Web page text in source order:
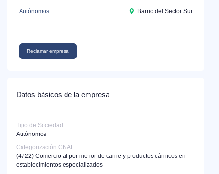
Autónomos Barrio del Sector Sur
Reclamar empresa
Datos básicos de la empresa
Tipo de Sociedad
Autónomos
Categorización CNAE
(4722) Comercio al por menor de carne y productos cárnicos en
establecimientos especializados